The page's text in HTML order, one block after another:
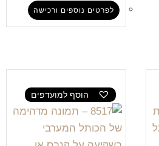
לפרטים נוספים ורכישה
הוסף למועדפים